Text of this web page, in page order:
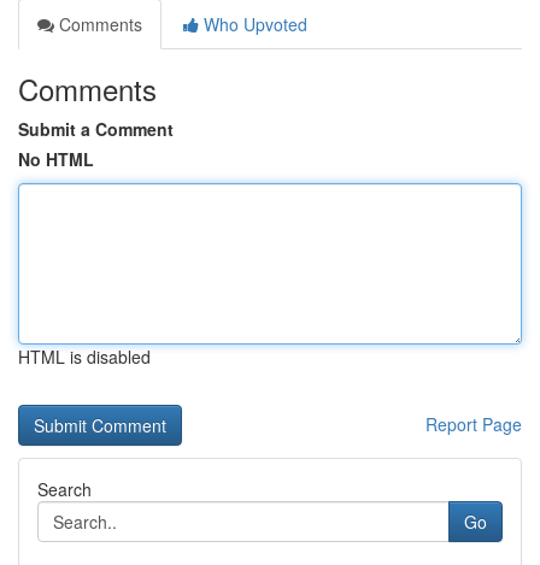
Comments
Who Upvoted
Comments
Submit a Comment
No HTML
HTML is disabled
Report Page
Search
Go